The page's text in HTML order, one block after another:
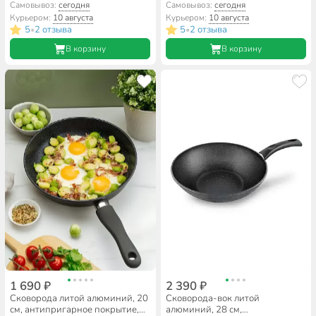
Нева Металл Посуда, Titan
Space, индукция, 918128i
Самовывоз:сегодня
Курьером: 10 августа
5•2 отзыва
В корзину
Нева Металл Посуда, Titan
Space, индукция, 918124i
Самовывоз: сегодня
Курьером: 10 августа
5•2 отзыва
В корзину
1 690 ₽
Сковорода литой алюминий, 20
см, антипригарное покрытие,
2 390 ₽
Сковорода-вок литой
алюминий, 28 см,